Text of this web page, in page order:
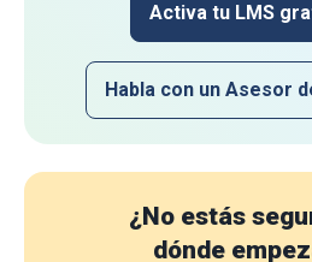
Activa tu LMS
Habla con un Asesor
¿No estás
dónde